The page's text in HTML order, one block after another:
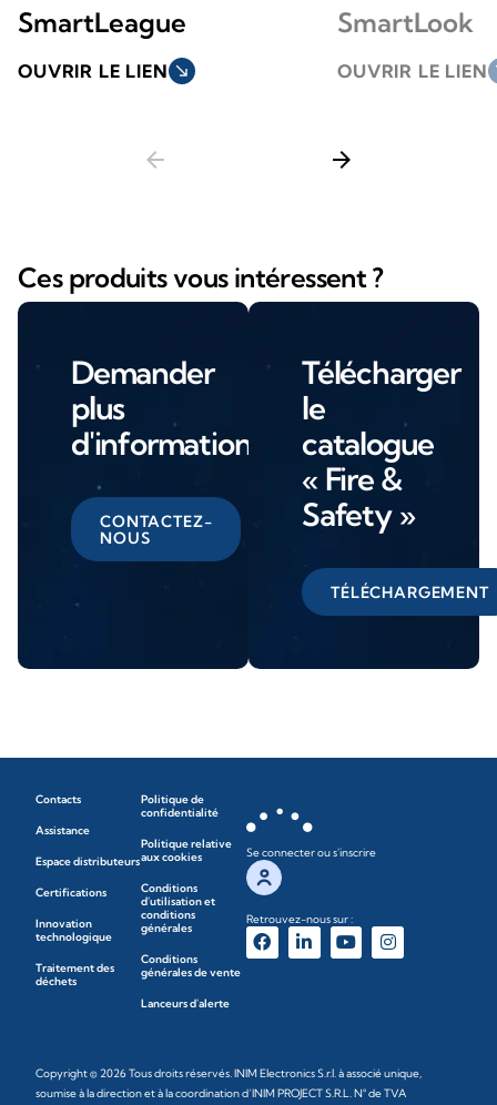
SmartLeague
OUVRIR LE LIEN south_east
SmartLook
OUVRIR LE LIEN
arrow_back arrow_forward
Ces produits vous intéressent ?
Demander
plus
d'informations
CONTACTEZ-
NOUS
Télécharger
le
catalogue
« Fire &
Safety »
TÉLÉCHARGEMENT
Contacts
Assistance
Espace distributeurs
Certifications
Innovation
technologique
Traitement des
déchets
Politique de
confidentialité
Politique relative
aux cookies
Conditions
d'utilisation et
conditions
générales
Conditions
générales de vente
Lanceurs d'alerte
Se connecter ou s'inscrire
Retrouvez-nous sur :
Copyright © 2026 Tous droits réservés. INIM Electronics S.r.l. à associé unique,
soumise à la direction et à la coordination d’INIM PROJECT S.R.L. N° de TVA